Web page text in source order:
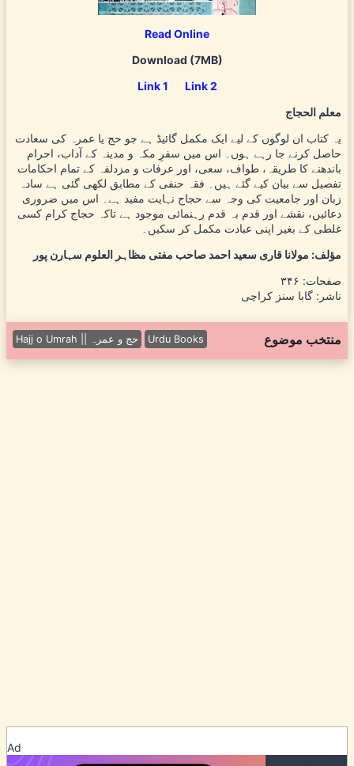
Read Online
Download (7MB)
Link 1
Link 2
معلم الحجاج
یہ کتاب ان لوگوں کے لیے ایک مکمل گائیڈ ہے جو حج یا عمرہ کی سعادت
حاصل کرنے جا رہے ہوں۔ اس میں سفرِ مکہ و مدینہ کے آداب، احرام
باندھنے کا طریقہ، طواف، سعی، اور عرفات و مزدلفہ کے تمام احکامات
تفصیل سے بیان کیے گئے ہیں۔ فقہ حنفی کے مطابق لکھی گئی ہے سادہ
زبان اور جامعیت کی وجہ سے حجاج نہایت مفید ہے۔ اس میں ضروری
دعائیں، نقشے اور قدم بہ قدم رہنمائی موجود ہے تاکہ حجاج کرام کسی
غلطی کے بغیر اپنی عبادت مکمل کر سکیں۔
مؤلف: مولانا قاری سعید احمد صاحب مفتی مظاہر العلوم سہارن پور
صفحات: ۳۴۶
ناشر: گابا سنز کراچی
Hajj o Umrah || حج و عمرہ Urdu Books منتخب موضوع
Ad